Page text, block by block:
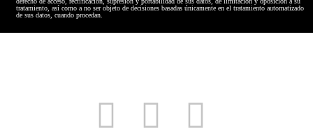
tratamiento, así como a no ser objeto de decisiones basadas únicamente en el tratamiento automatizado
de sus datos, cuando procedan.